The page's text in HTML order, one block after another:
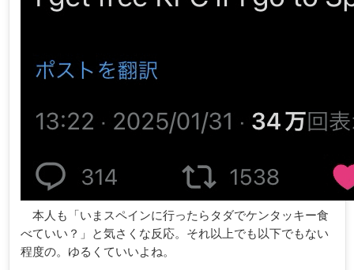
本人も「いまスペインに行ったらタダでケンタッキー食
べていい？」と気さくな反応。それ以上でも以下でもない
程度の。ゆるくていいよね。